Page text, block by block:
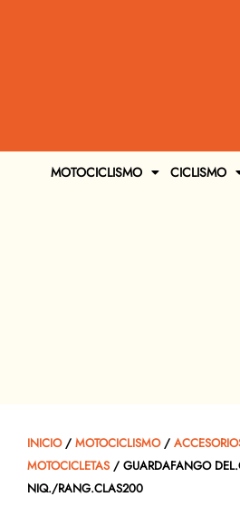
MOTOCICLISMO CICLISMO
INICIO/ MOTOCICLISMO/
MOTOCICLETAS / GUARDAFANGO
NIQ./RANG.CLAS200